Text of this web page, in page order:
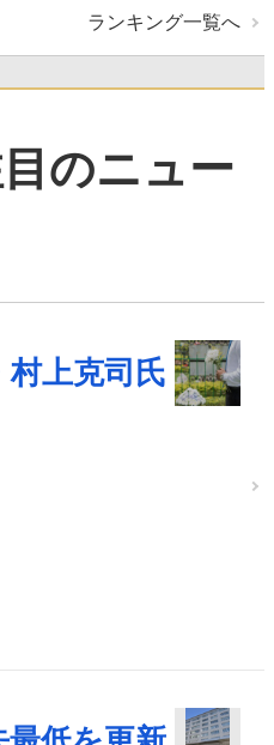
ランキング一覧へ
のニュー
上克司氏